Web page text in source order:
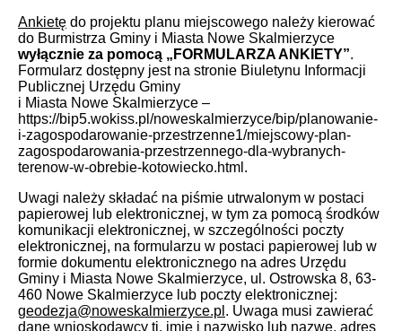
Ankietę do projektu planu miejscowego należy kierować
do Burmistrza Gminy i Miasta Nowe Skalmierzyce
wyłącznie za pomocą „FORMULARZA ANKIETY”.
Formularz dostępny jest na stronie Biuletynu Informacji
Publicznej Urzędu Gminy
i Miasta Nowe Skalmierzyce –
https://bip5.wokiss.pl/noweskalmierzyce/bip/planowanie-
i-zagospodarowanie-przestrzenne1/miejscowy-plan-
zagospodarowania-przestrzennego-dla-wybranych-
terenow-w-obrebie-kotowiecko.html.
Uwagi należy składać na piśmie utrwalonym w postaci
papierowej lub elektronicznej, w tym za pomocą środków
komunikacji elektronicznej, w szczególności poczty
elektronicznej, na formularzu w postaci papierowej lub w
formie dokumentu elektronicznego na adres Urzędu
Gminy i Miasta Nowe Skalmierzyce, ul. Ostrowska 8, 63-
460 Nowe Skalmierzyce lub poczty elektronicznej:
geodezja@noweskalmierzyce.pl . Uwaga musi zawierać
dane wnioskodawcy tj. imię i nazwisko lub nazwę, adres